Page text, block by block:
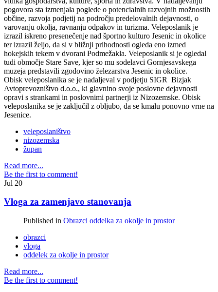
pogovora sta izmenjala poglede o potencialnih razvojnih možnostih
občine, razvoja podjetij na področju predelovalnih dejavnosti, o
varovanju okolja, ravnanju odpakov in turizma. Veleposlanik je
izrazil iskreno presenečenje nad športno kulturo Jesenic in okolice
ter izrazil željo, da si v bližnji prihodnosti ogleda eno izmed
hokejskih tekem v dvorani Podmežakla. Veleposlanik si je ogledal
tudi območje Stare Save, kjer so mu sodelavci Gornjesavskega
muzeja predstavili zgodovino železarstva Jesenic in okolice.
Obisk veleposlanika se je nadaljeval v podjetju SIGR Bizjak
Avtoprevozništvo d.o.o., ki glavnino svoje poslovne dejavnosti
opravi s strankami in poslovnimi partnerji iz Nizozemske. Obisk
veleposlanika se je zaključil z obljubo, da se kmalu ponovno vrne na
Jesenice.
veleposlaništvo
nizozemska
župan
Read more...
Be the first to comment!
Jul 20
Vloga za zamenjavo stanovanja
Published in Obrazci oddelka za okolje in prostor
obrazci
vloga
oddelek za okolje in prostor
Read more...
Be the first to comment!